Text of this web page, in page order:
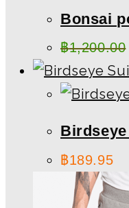
Bonsai
฿1,200.00
฿189.95